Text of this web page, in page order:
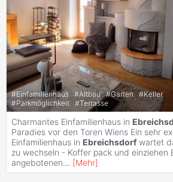
#Einfamilienhaus #Altbau #Garten #Keller
#Parkmöglichkeit #Terrasse
Charmantes Einfamilienhaus in
Paradies vor den Toren Wiens Ein sehr
Einfamilienhaus in Ebreichsdorf wartet
zu wechseln - Koffer pack und einziehen
angebotenen... [Mehr]